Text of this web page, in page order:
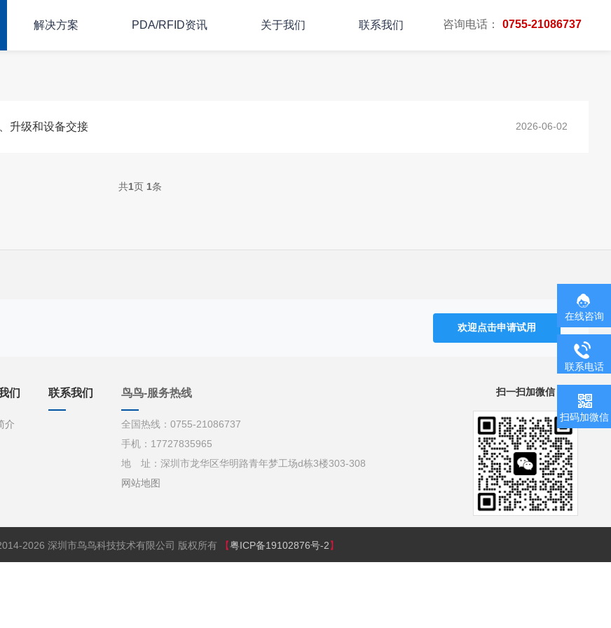
解决方案 PDA/RFID资讯 关于我们 联系我们 咨询电话： 0755-21086737
主页 TAG标签
升级和设备交接 2026-06-02
共1页 1条
欢迎点击申请试用
们
介
联系我们 鸟鸟-服务热线
全国热线：0755-21086737
手机：17727835965
地 址：深圳市龙华区华明路青年梦工场d栋3楼303-308
网站地图
扫一扫加微信
2026 深圳市鸟鸟科技技术有限公司 版权所有 【粤ICP备19102876号-2】
在线咨询
联系电话
扫码加微信